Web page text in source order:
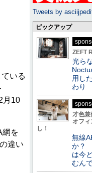
いる
月10
網を
違い
Tweets by
ピックアップ
ZEFT
光ら
用し
わり
才色兼
オフ
し！
無線
か？
は今
むん